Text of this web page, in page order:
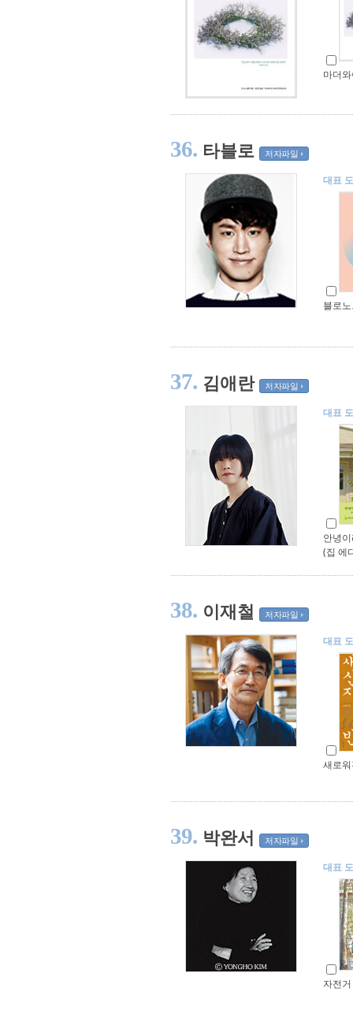
마더
36. 타블로 저자파일
대표
블로
37. 김애란 저자파일
대표
안녕
(집 에
38. 이재철 저자파일
대표
새로
39. 박완서 저자파일
대표
자전